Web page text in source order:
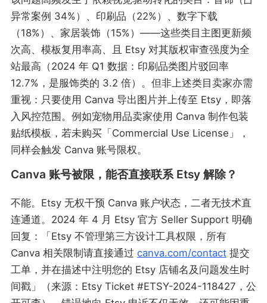
异常案例 34%）、印刷品（22%）、数字下载
（18%）、家居装饰（15%）——这些类目主图更新频
次高、模板复用率高、且 Etsy 对其版权审查强度为全
站最高（2024 年 Q1 数据：印刷品类图片驳回率
12.7%，是服饰类的 3.2 倍）。但非上述类目卖家亦需
重视：只要使用 Canva 导出图片并上传至 Etsy，即落
入风控范围。例如宠物用品卖家使用 Canva 制作包装
贴纸模板，若未购买「Commercial Use License」，
同样会触发 Canva 账号限权。
Canva 账号被限，能否直接联系 Etsy 解除？
不能。Etsy 无权干预 Canva 账户状态，二者无技术直
连通道。2024 年 4 月 Etsy 官方 Seller Support 明确
回复：「Etsy 不管理第三方设计工具权限，所有
Canva 相关限制请直接通过 canva.com/contact提交
工单，并在描述中注明您的 Etsy 店铺名及问题发生时
间戳」（来源：Etsy Ticket #ETSY-2024-118427，公